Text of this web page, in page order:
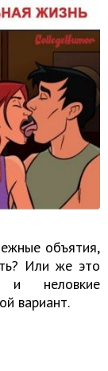
объятия,
Или же это
и неловкие
вариант.